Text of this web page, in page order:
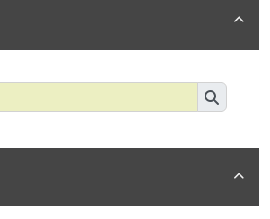

